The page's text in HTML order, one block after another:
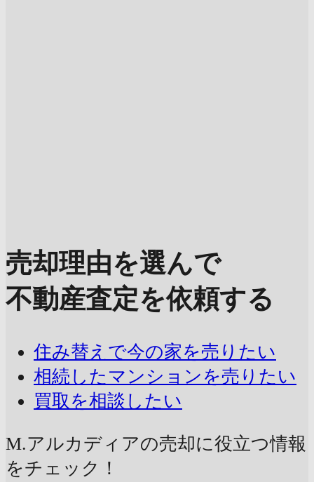
売却理由を選んで
不動産査定を依頼する
住み替えで今の家を売りたい
相続したマンションを売りたい
買取を相談したい
M.アルカディアの売却に役立つ情報
をチェック！